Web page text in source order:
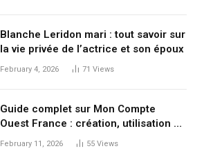
Blanche Leridon mari : tout savoir sur
la vie privée de l’actrice et son époux
February 4, 2026 71 Views
Guide complet sur Mon Compte
Ouest France : création, utilisation et
conseils pour optimiser votre
February 11, 2026 55 Views